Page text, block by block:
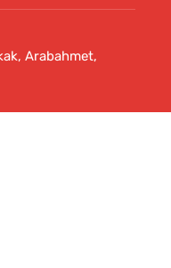
Arabahmet,